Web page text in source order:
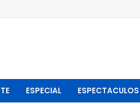
ESPECIAL ESPECTACULOS